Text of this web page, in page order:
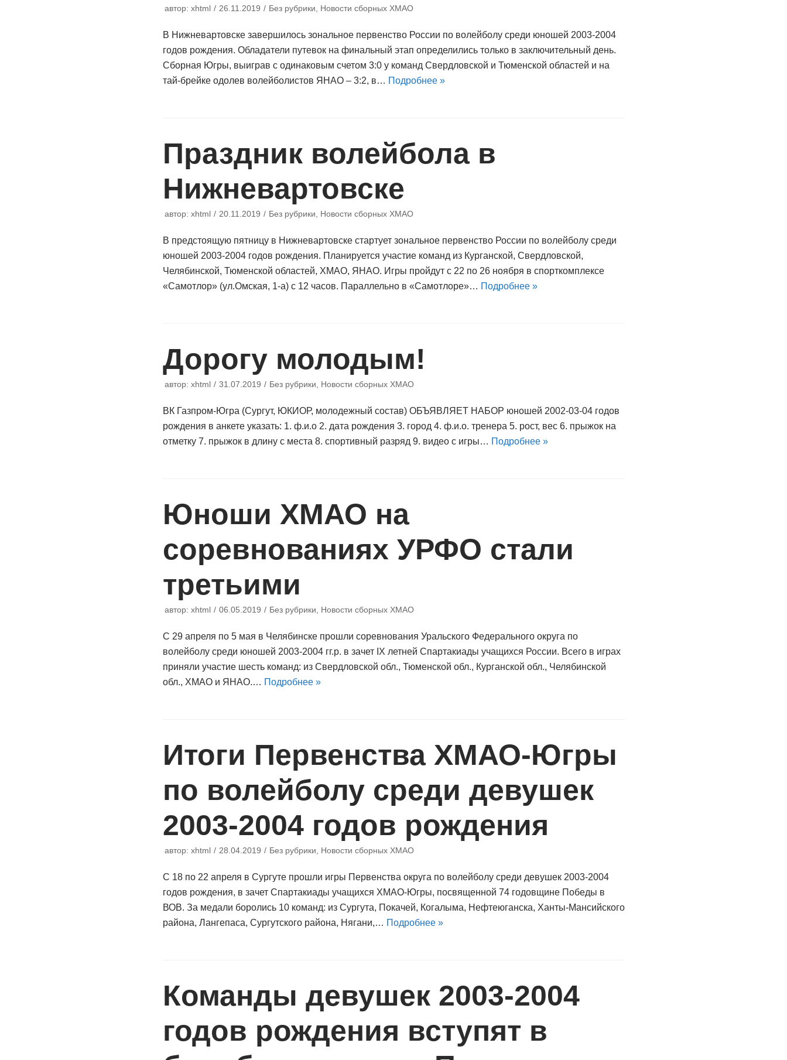
автор: xhtml 26.11.2019 Без рубрики, Новости сборных ХМАО
В Нижневартовске завершилось зональное первенство России по волейболу среди юношей 2003-2004
годов рождения. Обладатели путевок на финальный этап определились только в заключительный день.
Сборная Югры, выиграв с одинаковым счетом 3:0 у команд Свердловской и Тюменской областей и на
тай-брейке одолев волейболистов ЯНАО – 3:2, в… Подробнее »
Праздник волейбола в
Нижневартовске
автор: xhtml 20.11.2019 Без рубрики, Новости сборных ХМАО
В предстоящую пятницу в Нижневартовске стартует зональное первенство России по волейболу среди
юношей 2003-2004 годов рождения. Планируется участие команд из Курганской, Свердловской,
Челябинской, Тюменской областей, ХМАО, ЯНАО. Игры пройдут с 22 по 26 ноября в спорткомплексе
«Самотлор» (ул.Омская, 1-а) с 12 часов. Параллельно в «Самотлоре»… Подробнее »
Дорогу молодым!
автор: xhtml 31.07.2019 Без рубрики, Новости сборных ХМАО
ВК Газпром-Югра (Сургут, ЮКИОР, молодежный состав) ОБЪЯВЛЯЕТ НАБОР юношей 2002-03-04 годов
рождения в анкете указать: 1. ф.и.о 2. дата рождения 3. город 4. ф.и.о. тренера 5. рост, вес 6. прыжок на
отметку 7. прыжок в длину с места 8. спортивный разряд 9. видео с игры… Подробнее »
Юноши ХМАО на
соревнованиях УРФО стали
третьими
автор: xhtml 06.05.2019 Без рубрики, Новости сборных ХМАО
С 29 апреля по 5 мая в Челябинске прошли соревнования Уральского Федерального округа по
волейболу среди юношей 2003-2004 гг.р. в зачет IX летней Спартакиады учащихся России. Всего в играх
приняли участие шесть команд: из Свердловской обл., Тюменской обл., Курганской обл., Челябинской
обл., ХМАО и ЯНАО.… Подробнее »
Итоги Первенства ХМАО-Югры
по волейболу среди девушек
2003-2004 годов рождения
автор: xhtml 28.04.2019 Без рубрики, Новости сборных ХМАО
С 18 по 22 апреля в Сургуте прошли игры Первенства округа по волейболу среди девушек 2003-2004
годов рождения, в зачет Спартакиады учащихся ХМАО-Югры, посвященной 74 годовщине Победы в
ВОВ. За медали боролись 10 команд: из Сургута, Покачей, Когалыма, Нефтеюганска, Ханты-Мансийского
района, Лангепаса, Сургутского района, Нягани,… Подробнее »
Команды девушек 2003-2004
годов рождения вступят в